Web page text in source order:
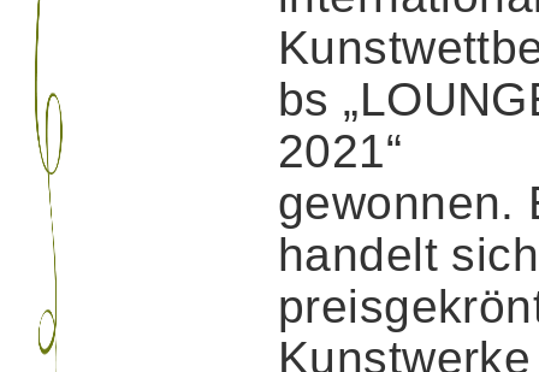
bs
2021“
gewonnen.
handelt